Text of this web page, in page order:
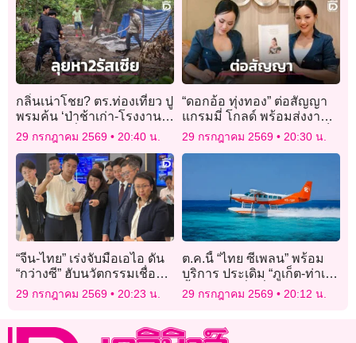
กลิ่นเน่าโชย? ตร.ท่องเที่ยว ปู
พรมค้น ‘ป่าช้าเก่า-โรงงาน
ร้าง’ หา 2พี่น้องรัสเซีย
29 กรกฎาคม 2569 20:40 น.
“ดอกอ้อ ทุ่งทอง” ต่อสัญญา
แกรมมี่ โกลด์ พร้อมส่งงาน
เพลงใหม่แทนคำขอบคุณเร็ว
29 กรกฎาคม 2569 20:30 น.
“จีน-ไทย” เร่งจับมือเอไอ ดัน
“กว่างซี” ฮับนวัตกรรมเชื่อม
อาเซียน
29 กรกฎาคม 2569 20:23 น.
ต.ค.นี้ “ไทย ซีเพลน” พร้อม
บริการ ประเดิม “ภูเก็ต-ท่าเรือ
น้ำลึก-กระบี่” เริ่ม 4-5 พัน
บาท/คน/เที่ยว
29 กรกฎาคม 2569 20:12 น.